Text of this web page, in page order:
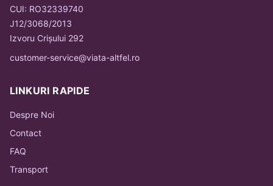
CUI: RO32339740
J12/3068/2013
Izvoru Crișului 292
customer-service@viata-altfel.ro
LINKURI RAPIDE
Despre Noi
Contact
FAQ
Transport